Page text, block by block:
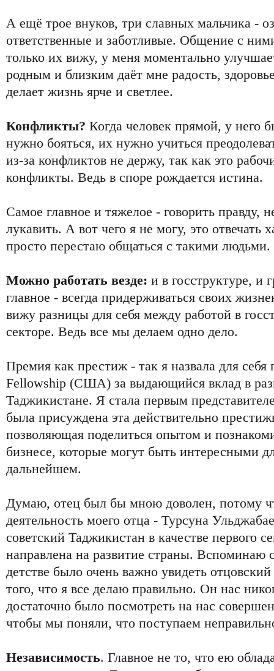
А ещё трое внуков, три славных мальчика -
ответственные и заботливые. Общение с
только их вижу, у меня моментально
родным и близким даёт мне радость,
делает жизнь ярче и светлее.
Конфликты? Когда человек прямой, у него
нужно бояться, их нужно учиться
из-за конфликтов не держу, так как это
конфликты. Ведь в споре рождается истина.
Самое главное и тяжелое - говорить правду,
лукавить. А вот чего я не могу, это отвечать
просто перестаю общаться с такими людьми.
Можно работать везде: и в госструктуре, и
главное - всегда придерживаться своих
вижу разницы для себя между работой в
секторе. Ведь все мы делаем одно дело.
Премия как престиж - так я назвала для
Fellowship (США) за выдающийся вклад в
Таджикистане. Я стала первым
была присуждена эта действительно
позволяющая поделиться опытом и
бизнесе, которые могут быть интересными
дальнейшем.
Думаю, отец был бы мною доволен, потому
деятельность моего отца - Турсуна
советский Таджикистан в качестве первого
направлена на развитие страны. Вспоминаю
детстве было очень важно увидеть
того, что я все делаю правильно. Он нас
достаточно было посмотреть на нас
чтобы мы поняли, что поступаем
Независимость. Главное не то, что ею